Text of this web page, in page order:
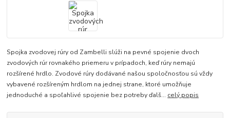
Spojka zvodovej rúry od Zambelli slúži na pevné spojenie dvoch
zvodových rúr rovnakého priemeru v prípadoch, keď rúry nemajú
rozšírené hrdlo. Zvodové rúry dodávané našou spoločnosťou sú vždy
vybavené rozšíreným hrdlom na jednej strane, ktoré umožňuje
jednoduché a spoľahlivé spojenie bez potreby ďalš... celý popis